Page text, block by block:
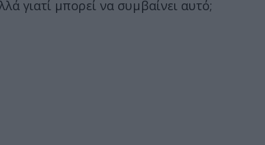
γιατί μπορεί να συμβαίνει αυτό;